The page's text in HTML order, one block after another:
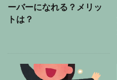
ーバーになれる？メリッ
トは？